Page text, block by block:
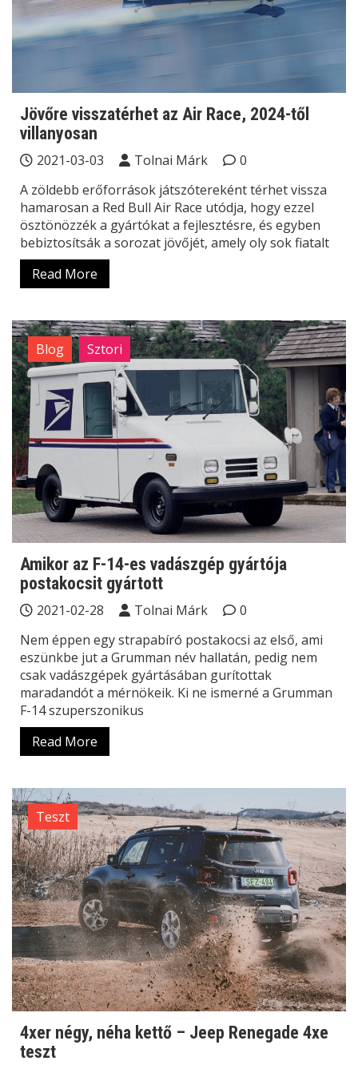
Jövőre visszatérhet az Air Race, 2024-től
villanyosan
2021-03-03 Tolnai Márk
0
A zöldebb erőforrások játszótereként térhet vissza
hamarosan a Red Bull Air Race utódja, hogy ezzel
ösztönözzék a gyártókat a fejlesztésre, és egyben
bebiztosítsák a sorozat jövőjét, amely oly sok fiatalt
Read More
Blog Sztori
Amikor az F-14-es vadászgép gyártója
postakocsit gyártott
2021-02-28 Tolnai Márk
0
Nem éppen egy strapabíró postakocsi az első, ami
eszünkbe jut a Grumman név hallatán, pedig nem
csak vadászgépek gyártásában gurítottak
maradandót a mérnökeik. Ki ne ismerné a Grumman
F-14 szuperszonikus
Read More
Teszt
4xer négy, néha kettő – Jeep Renegade 4xe
teszt